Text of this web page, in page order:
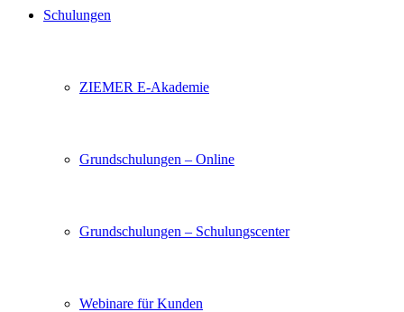
Schulungen
ZIEMER E-Akademie
Grundschulungen – Online
Grundschulungen – Schulungscenter
Webinare für Kunden